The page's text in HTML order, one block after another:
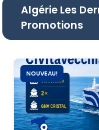
Algérie Les
Promotions
NOUVEAU!